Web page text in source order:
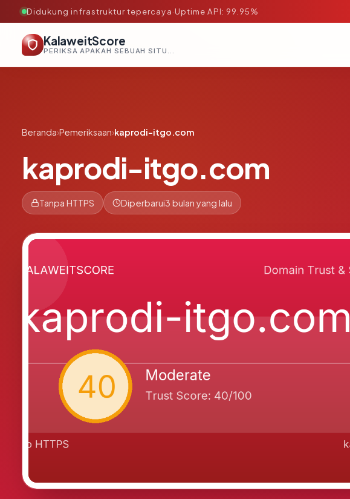
Didukung infrastruktur tepercaya·Uptime API: 99.95%
KalaweitScore
PERIKSA APAKAH SEBUAH SITUS AMAN, TEPERCAYA, DAN TERVERIFIKASI DALAM HITUNGAN DETIK.
Beranda›Pemeriksaan›kaprodi-itgo.com
kaprodi-itgo.com
Tanpa HTTPS Diperbarui3 bulan yang lalu